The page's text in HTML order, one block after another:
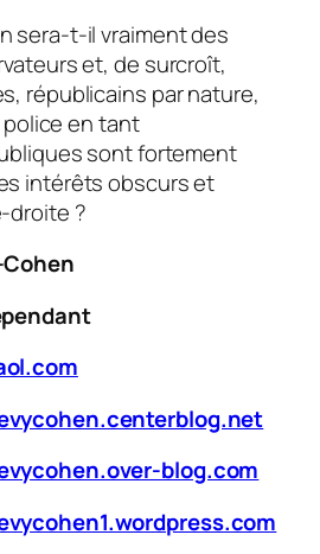
sera-t-il vraiment des
et, de surcroît,
républicains par nature,
en tant
sont fortement
intérêts obscurs et
droite ?
blog.com